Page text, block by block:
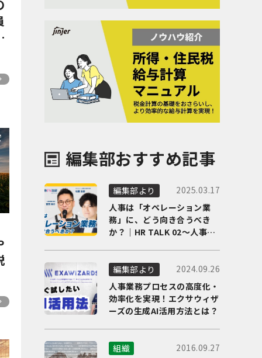
編集部おすすめ記事
編集部より
2025.03.17
人事は「オペレーション業
務」に、どう向き合うべき
か？｜HR TALK 02～人事DX
編集部より
2024.09.26
人事業務プロセスの高度化・
効率化を実現！エクサウィザ
ーズの生成AI活用方法とは？
組織
2016.09.27